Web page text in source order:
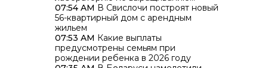
каннабиса
07:54 AM В Свислочи построят новый
56-квартирный дом с арендным
жильем
07:53 AM Какие выплаты
предусмотрены семьям при
рождении ребенка в 2026 году